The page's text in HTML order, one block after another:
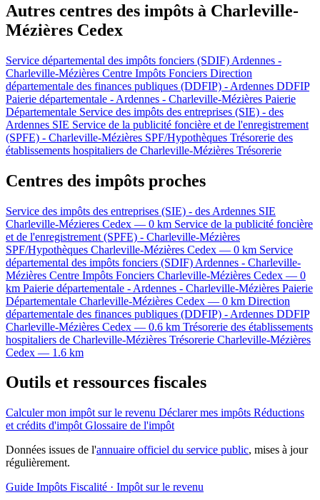
Autres centres des impôts à Charleville-
Mézières Cedex
Service départemental des impôts fonciers (SDIF) Ardennes -
Charleville-Mézières Centre Impôts Fonciers Direction
départementale des finances publiques (DDFIP) - Ardennes DDFIP
Paierie départementale - Ardennes - Charleville-Mézières Paierie
Départementale Service des impôts des entreprises (SIE) - des
Ardennes SIE Service de la publicité foncière et de l'enregistrement
(SPFE) - Charleville-Mézières SPF/Hypothèques Trésorerie des
établissements hospitaliers de Charleville-Mézières Trésorerie
Centres des impôts proches
Service des impôts des entreprises (SIE) - des Ardennes SIE
Charleville-Mézieres Cedex — 0 km Service de la publicité foncière
et de l'enregistrement (SPFE) - Charleville-Mézières
SPF/Hypothèques Charleville-Mézières Cedex — 0 km Service
départemental des impôts fonciers (SDIF) Ardennes - Charleville-
Mézières Centre Impôts Fonciers Charleville-Mézières Cedex — 0
km Paierie départementale - Ardennes - Charleville-Mézières Paierie
Départementale Charleville-Mézières Cedex — 0 km Direction
départementale des finances publiques (DDFIP) - Ardennes DDFIP
Charleville-Mézières Cedex — 0.6 km Trésorerie des établissements
hospitaliers de Charleville-Mézières Trésorerie Charleville-Mézières
Cedex — 1.6 km
Outils et ressources fiscales
Calculer mon impôt sur le revenu Déclarer mes impôts Réductions
et crédits d'impôt Glossaire de l'impôt
Données issues de l'annuaire officiel du service public, mises à jour
régulièrement.
Guide Impôts Fiscalité · Impôt sur le revenu